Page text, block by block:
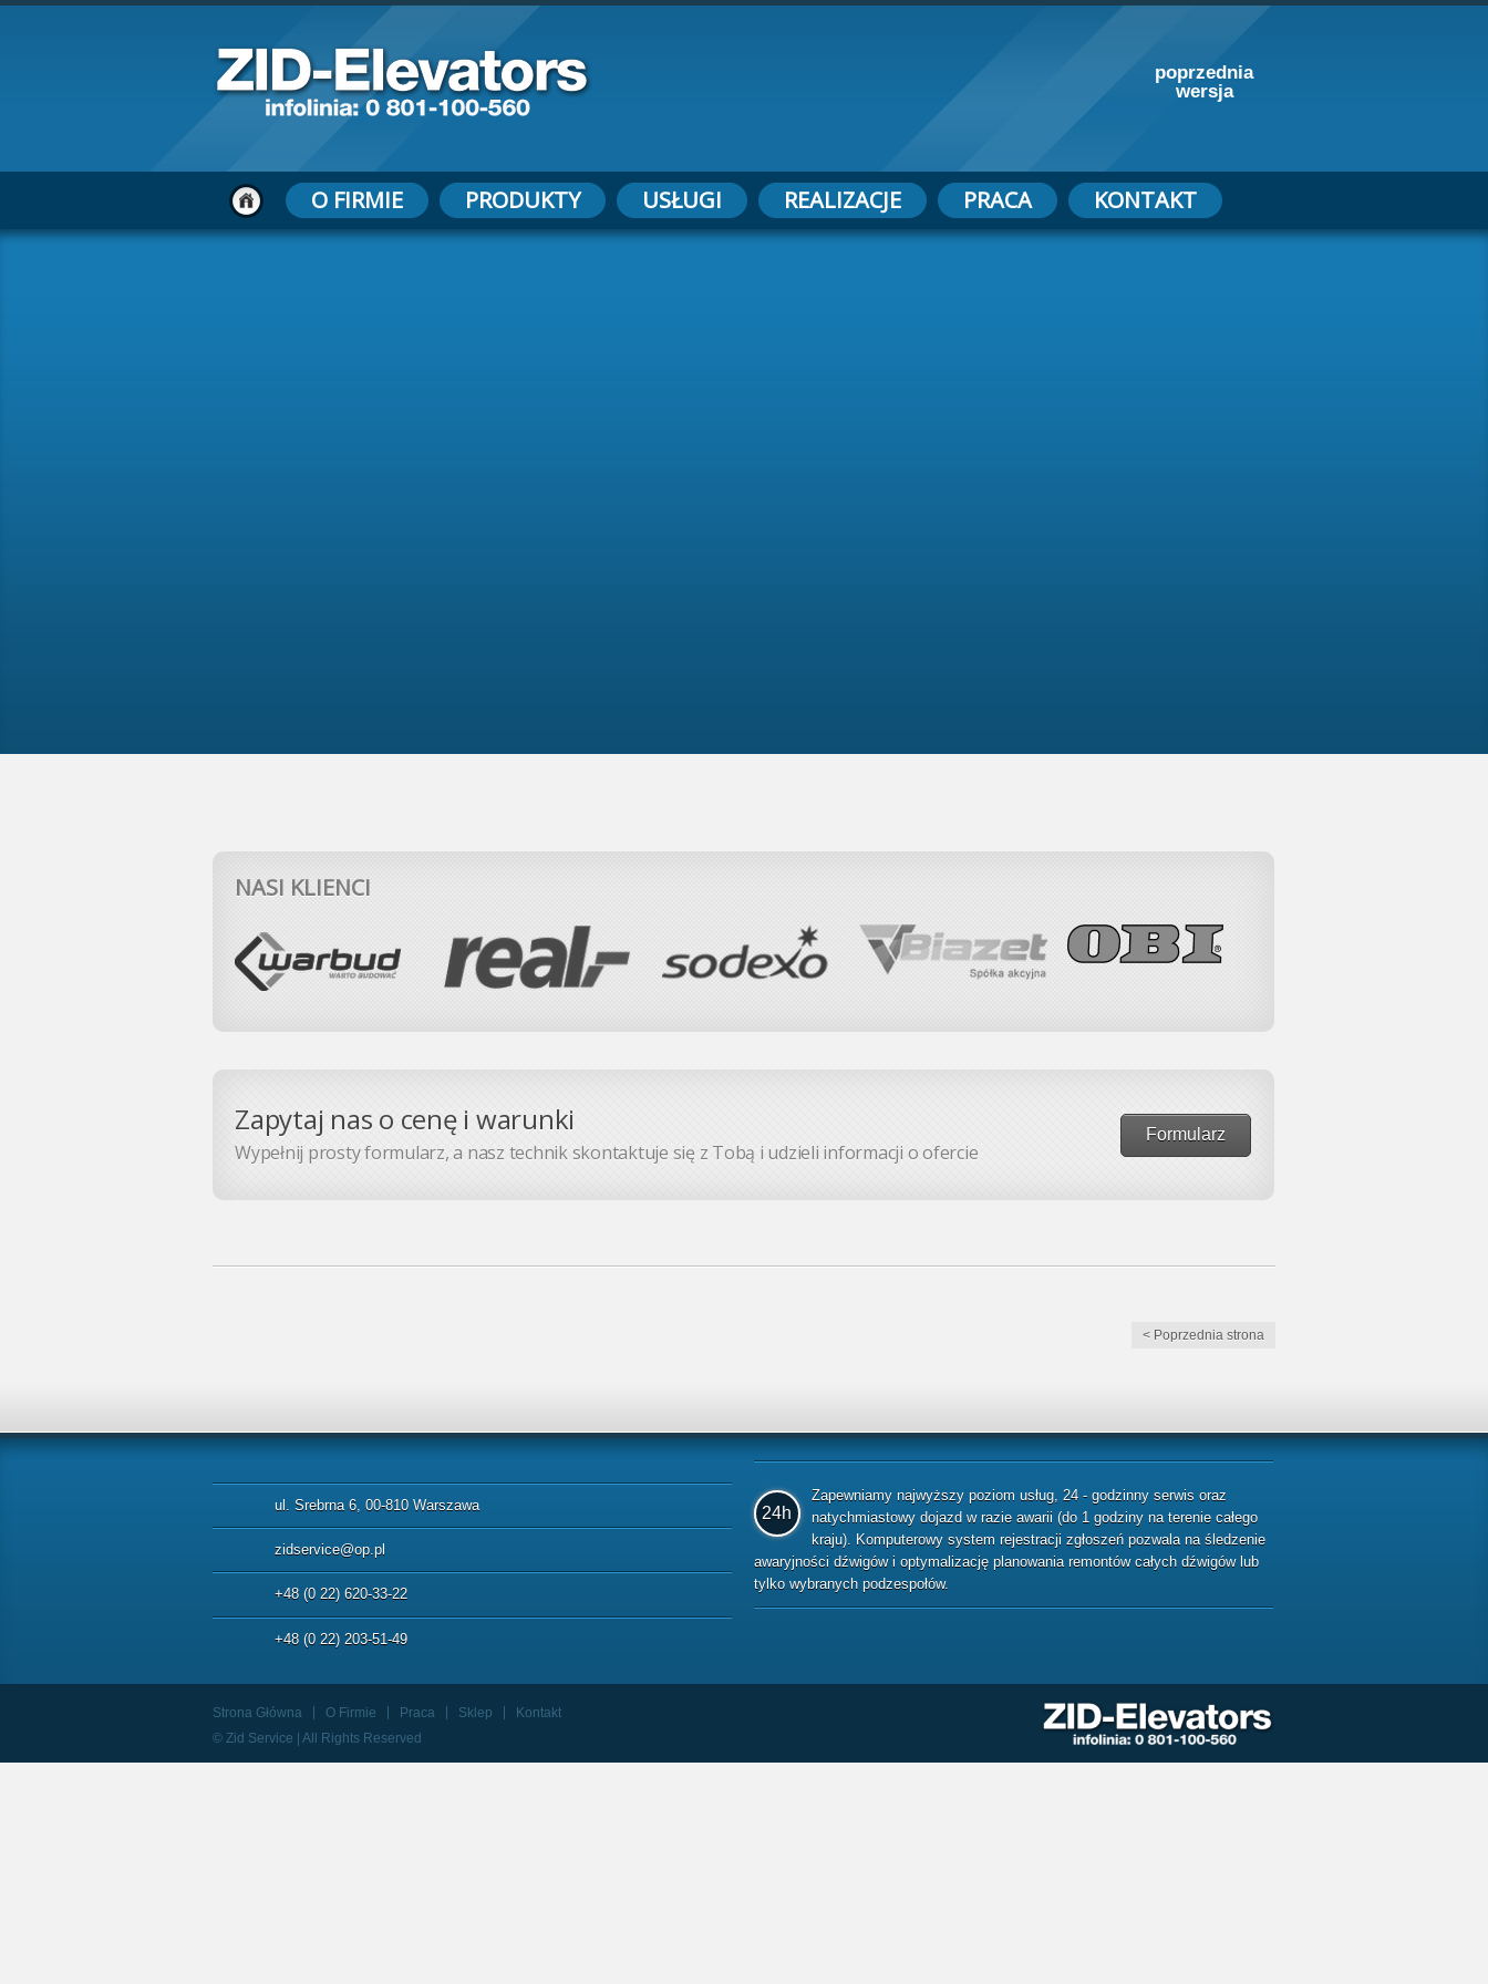
poprzednia
wersja
O FIRMIE PRODUKTY USŁUGI REALIZACJE PRACA KONTAKT
NASI KLIENCI
Zapytaj nas o cenę i warunki
Wypełnij prosty formularz, a nasz technik skontaktuje się z Tobą i udzieli informacji o ofercie
Formularz
< Poprzednia strona
ul. Srebrna 6, 00-810 Warszawa
zidservice@op.pl
+48 (0 22) 620-33-22
+48 (0 22) 203-51-49
24h
Zapewniamy najwyższy poziom usług, 24 - godzinny serwis oraz
natychmiastowy dojazd w razie awarii (do 1 godziny na terenie całego
kraju). Komputerowy system rejestracji zgłoszeń pozwala na śledzenie
awaryjności dźwigów i optymalizację planowania remontów całych dźwigów lub
tylko wybranych podzespołów.
Strona Główna O Firmie Praca Sklep
Kontakt
© Zid Service | All Rights Reserved